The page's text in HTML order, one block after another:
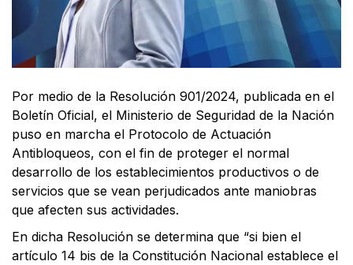
Por medio de la Resolución 901/2024, publicada en el
Boletín Oficial, el Ministerio de Seguridad de la Nación
puso en marcha el Protocolo de Actuación
Antibloqueos, con el fin de proteger el normal
desarrollo de los establecimientos productivos o de
servicios que se vean perjudicados ante maniobras
que afecten sus actividades.
En dicha Resolución se determina que “si bien el
artículo 14 bis de la Constitución Nacional establece el